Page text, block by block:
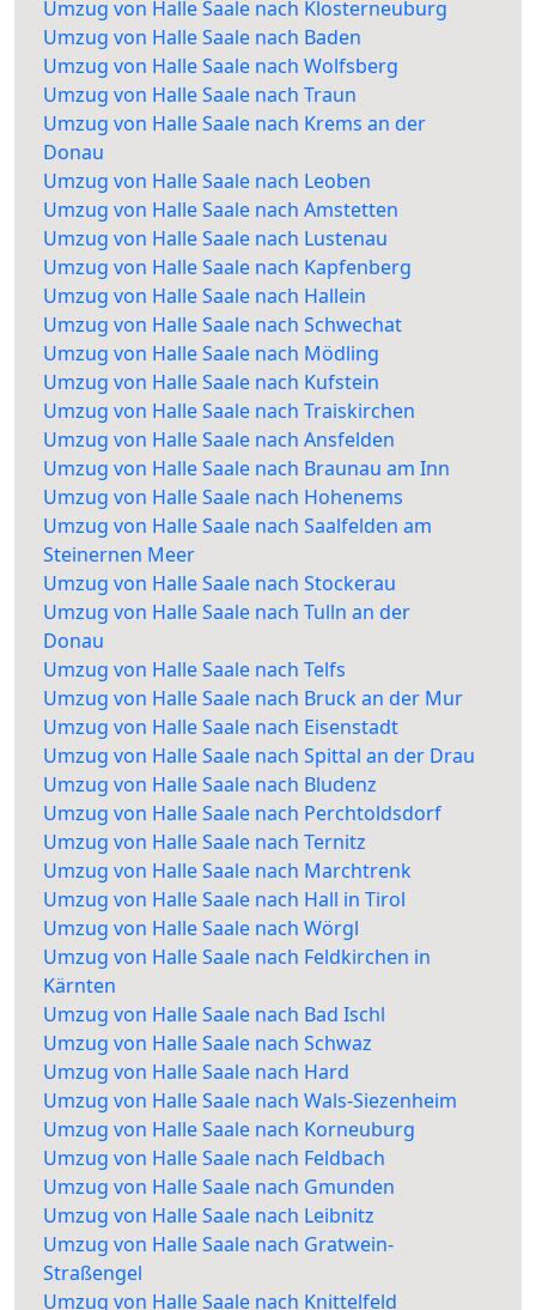
Umzug von Halle Saale nach Klosterneuburg
Umzug von Halle Saale nach Baden
Umzug von Halle Saale nach Wolfsberg
Umzug von Halle Saale nach Traun
Umzug von Halle Saale nach Krems an der
Donau
Umzug von Halle Saale nach Leoben
Umzug von Halle Saale nach Amstetten
Umzug von Halle Saale nach Lustenau
Umzug von Halle Saale nach Kapfenberg
Umzug von Halle Saale nach Hallein
Umzug von Halle Saale nach Schwechat
Umzug von Halle Saale nach Mödling
Umzug von Halle Saale nach Kufstein
Umzug von Halle Saale nach Traiskirchen
Umzug von Halle Saale nach Ansfelden
Umzug von Halle Saale nach Braunau am Inn
Umzug von Halle Saale nach Hohenems
Umzug von Halle Saale nach Saalfelden am
Steinernen Meer
Umzug von Halle Saale nach Stockerau
Umzug von Halle Saale nach Tulln an der
Donau
Umzug von Halle Saale nach Telfs
Umzug von Halle Saale nach Bruck an der Mur
Umzug von Halle Saale nach Eisenstadt
Umzug von Halle Saale nach Spittal an der Drau
Umzug von Halle Saale nach Bludenz
Umzug von Halle Saale nach Perchtoldsdorf
Umzug von Halle Saale nach Ternitz
Umzug von Halle Saale nach Marchtrenk
Umzug von Halle Saale nach Hall in Tirol
Umzug von Halle Saale nach Wörgl
Umzug von Halle Saale nach Feldkirchen in
Kärnten
Umzug von Halle Saale nach Bad Ischl
Umzug von Halle Saale nach Schwaz
Umzug von Halle Saale nach Hard
Umzug von Halle Saale nach Wals-Siezenheim
Umzug von Halle Saale nach Korneuburg
Umzug von Halle Saale nach Feldbach
Umzug von Halle Saale nach Gmunden
Umzug von Halle Saale nach Leibnitz
Umzug von Halle Saale nach Gratwein-
Straßengel
Umzug von Halle Saale nach Knittelfeld